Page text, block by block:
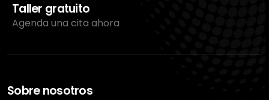
Taller gratuito
Agenda una cita ahora
Sobre nosotros